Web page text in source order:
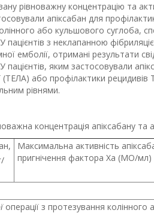
рівноважну концентрацію та
апіксабан для
або кульшового суглоба,
пацієнтів з неклапанною
емболії, отримані результати
пацієнтів, яким застосовували
(ТЕЛА) або профілактики
рівнями.
концентрація апіксабану
Максимальна активність
пригнічення фактора Xa (МО/мл)
операції з протезування